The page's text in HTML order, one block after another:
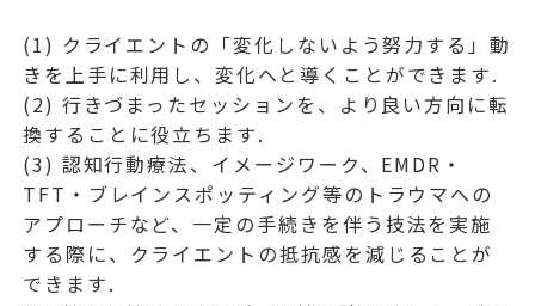
(1) クライエントの「変化しないよう努力する」動
きを上手に利用し、変化へと導くことができます.
(2) 行きづまったセッションを、より良い方向に転
換することに役立ちます.
(3) 認知行動療法、イメージワーク、EMDR・
TFT・ブレインスポッティング等のトラウマへの
アプローチなど、一定の手続きを伴う技法を実施
する際に、クライエントの抵抗感を減じることが
できます.